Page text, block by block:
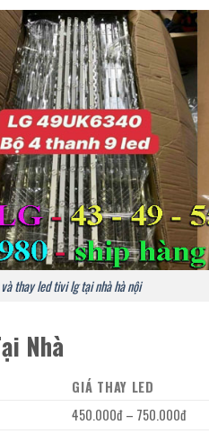
thay led tivi lg tại nhà hà nội
Nhà
GIÁ THAY LED
450.000đ – 750.000đ